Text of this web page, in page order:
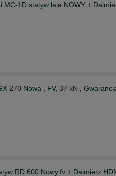
1D statyw łata NOWY +
270 Nowa , FV, 37 kN ,
RD 600 Nowy fv + Dalmierz